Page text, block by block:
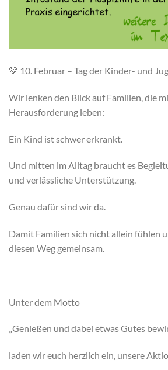
💚 10. Februar – Tag der Kinder- und
Wir lenken den Blick auf Familien, die
Herausforderung leben:
Ein Kind ist schwer erkrankt.
Und mitten im Alltag braucht es
und verlässliche Unterstützung.
Genau dafür sind wir da.
Damit Familien sich nicht allein fühlen
diesen Weg gemeinsam.
Unter dem Motto
„Genießen und dabei etwas Gutes
laden wir euch herzlich ein, unsere